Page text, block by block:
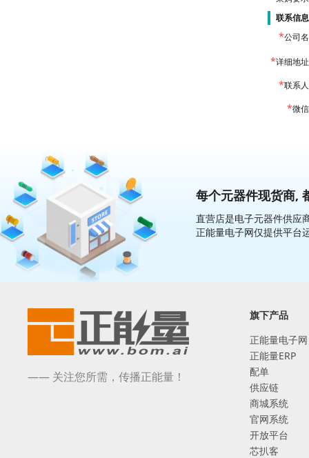
联系信息
公司
详细地
联系
微
每个元器件现货商,
直营店是电子元器件供应
正能量电子网仅提供平台
—— 关注您所需，传播正能量！
旗下产品
正能量电子网
正能量ERP
配单
供应链
商城系统
官网系统
开放平台
芯扒客